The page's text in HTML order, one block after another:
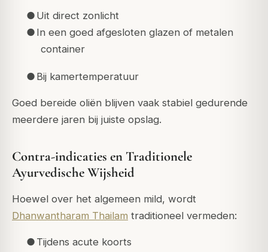
● Uit direct zonlicht
● In een goed afgesloten glazen of metalen
container
● Bij kamertemperatuur
Goed bereide oliën blijven vaak stabiel gedurende
meerdere jaren bij juiste opslag.
Contra-indicaties en Traditionele
Ayurvedische Wijsheid
Hoewel over het algemeen mild, wordt
Dhanwantharam Thailam traditioneel vermeden:
● Tijdens acute koorts